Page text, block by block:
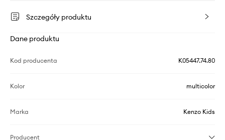
Szczegóły produktu
Dane produktu
Kod producenta K05447.74.80
Kolor multicolor
Marka Kenzo Kids
Producent